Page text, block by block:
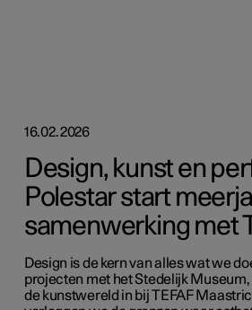
16.02.2026
Design, kunst en
Polestar start
samenwerking met
Design is de kern van alles wat we
projecten met het Stedelijk
de kunstwereld in bij TEFAF